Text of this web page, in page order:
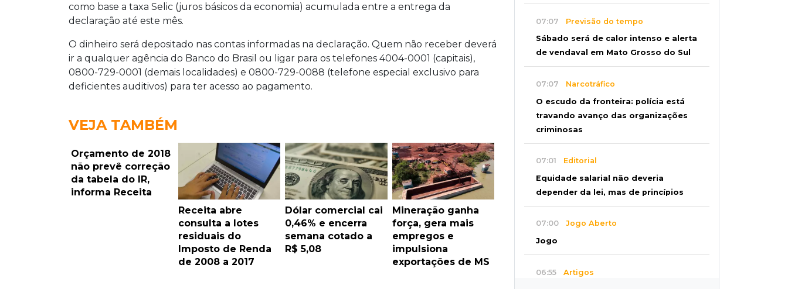
como base a taxa Selic (juros básicos da economia) acumulada entre a entrega da
declaração até este mês.
O dinheiro será depositado nas contas informadas na declaração. Quem não receber deverá
ir a qualquer agência do Banco do Brasil ou ligar para os telefones 4004-0001 (capitais),
0800-729-0001 (demais localidades) e 0800-729-0088 (telefone especial exclusivo para
deficientes auditivos) para ter acesso ao pagamento.
VEJA TAMBÉM
Orçamento de 2018
não prevê correção
da tabela do IR,
informa Receita
Receita abre
consulta a lotes
residuais do
Imposto de Renda
de 2008 a 2017
Dólar comercial cai
0,46% e encerra
semana cotado a
R$ 5,08
Mineração ganha
força, gera mais
empregos e
impulsiona
exportações de MS
07:07 Previsão do tempo
Sábado será de calor intenso e alerta
de vendaval em Mato Grosso do Sul
07:07 Narcotráfico
O escudo da fronteira: polícia está
travando avanço das organizações
criminosas
07:01 Editorial
Equidade salarial não deveria
depender da lei, mas de princípios
07:00 Jogo Aberto
Jogo
06:55 Artigos